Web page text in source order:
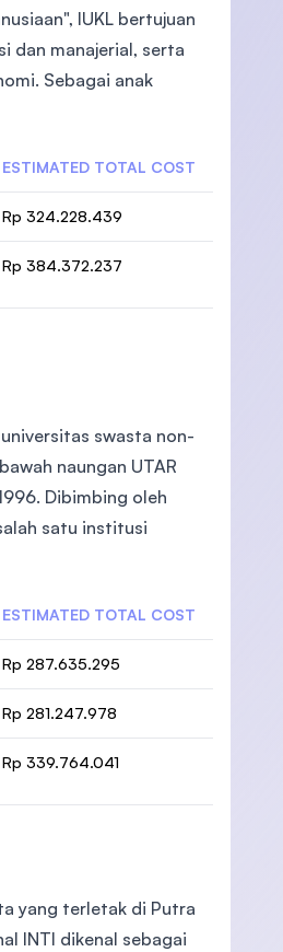
IUKL bertujuan
dan manajerial, serta
Sebagai anak
ESTIMATED TOTAL COST
Rp 324.228.439
Rp 384.372.237
swasta non-
naungan UTAR
Dibimbing oleh
satu institusi
ESTIMATED TOTAL COST
Rp 287.635.295
Rp 281.247.978
Rp 339.764.041
yang terletak di Putra
INTI dikenal sebagai